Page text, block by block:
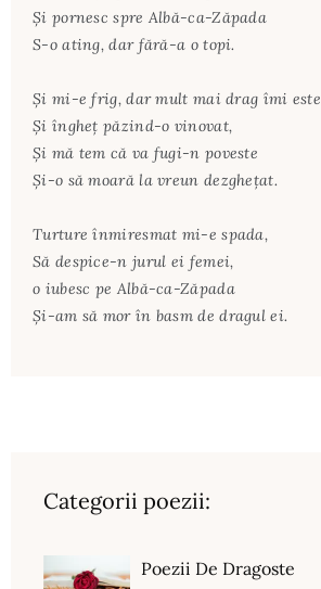
Şi pornesc spre Albă-ca-Zăpada
S-o ating, dar fără-a o topi.
Şi mi-e frig, dar mult mai drag îmi este
Şi îngheţ păzind-o vinovat,
Şi mă tem că va fugi-n poveste
Şi-o să moară la vreun dezgheţat.
Turture înmiresmat mi-e spada,
Să despice-n jurul ei femei,
o iubesc pe Albă-ca-Zăpada
Şi-am să mor în basm de dragul ei.
Categorii poezii:
Poezii De Dragoste